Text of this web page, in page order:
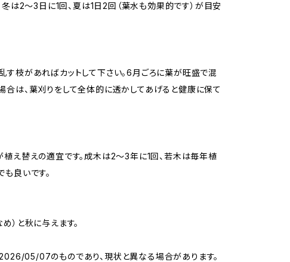
冬は2～3日に1回、夏は1日2回（葉水も効果的です）が目安
す枝があればカットして下さい。6月ごろに葉が旺盛で混
合は、葉刈りをして全体的に透かしてあげると健康に保て
植え替えの適宜です。成木は2〜3年に1回、若木は毎年植
も良いです。
め）と秋に与えます。
05/07のものであり、現状と異なる場合があります。